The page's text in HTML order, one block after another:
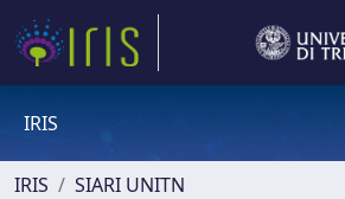
IRIS
IRIS
SIARI UNITN